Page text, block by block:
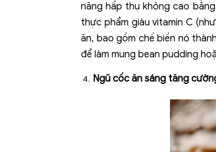
năng hấp thụ không cao
thực phẩm giàu vitamin C
ăn, bao gồm chế biến nó
để làm mung bean pudding
Ngũ cốc ăn sáng tăng